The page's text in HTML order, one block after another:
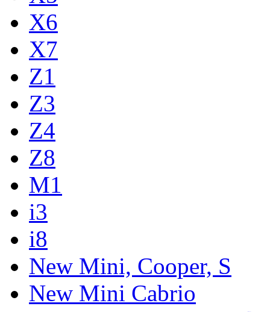
X6
X7
Z1
Z3
Z4
Z8
M1
i3
i8
New Mini, Cooper, S
New Mini Cabrio